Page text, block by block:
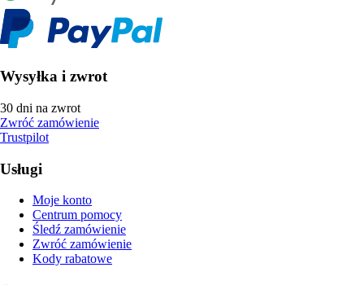
Wysyłka i zwrot
30 dni na zwrot
Zwróć zamówienie
Trustpilot
Usługi
Moje konto
Centrum pomocy
Śledź zamówienie
Zwróć zamówienie
Kody rabatowe